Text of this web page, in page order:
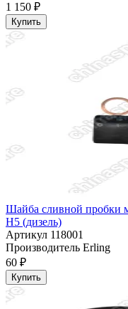
1 150 ₽
Купить
Шайба сливной пробки
H5 (дизель)
Артикул 118001
Производитель Erling
60 ₽
Купить